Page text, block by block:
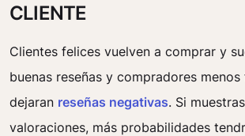
CLIENTE
Clientes felices vuelven a comprar y
buenas reseñas y compradores
dejaran reseñas negativas. Si
valoraciones, más probabilidades